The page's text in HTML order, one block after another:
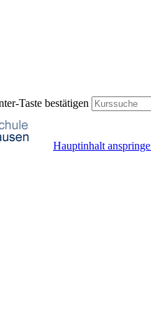
Taste bestätigen
Hauptinhalt